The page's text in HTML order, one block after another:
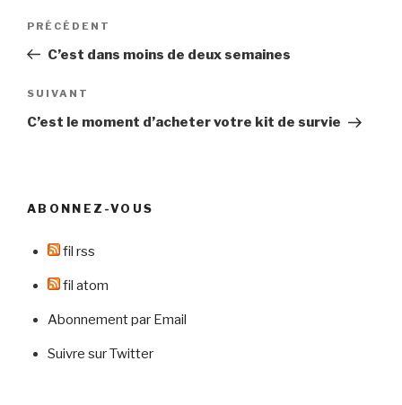
Navigation
l’article
Article
précédent
PRÉCÉDENT
C’est dans moins de deux semaines
Article
suivant
SUIVANT
C’est le moment d’acheter votre kit de survie
ABONNEZ-VOUS
fil rss
fil atom
Abonnement par Email
Suivre sur Twitter